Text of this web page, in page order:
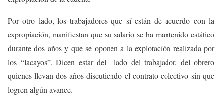
Por otro lado, los trabajadores que sí están de acuerdo con la
expropiación, manifiestan que su salario se ha mantenido estático
durante dos años y que se oponen a la explotación realizada por
los “lacayos”. Dicen estar del lado del trabajador, del obrero
quienes llevan dos años discutiendo el contrato colectivo sin que
logren algún avance.